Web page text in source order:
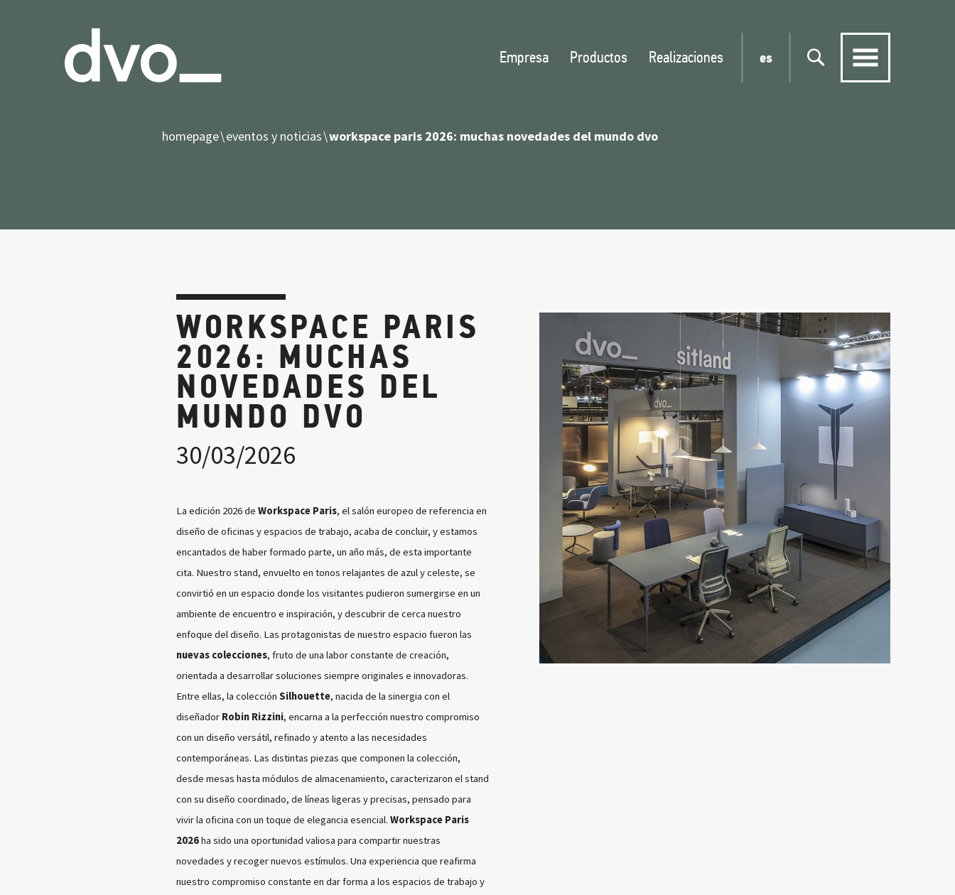
Empresa Productos Realizaciones es
homepage eventos y noticias workspace paris 2026: muchas novedades del mundo dvo
WORKSPACE PARIS
2026: MUCHAS
NOVEDADES DEL
MUNDO DVO
30/03/2026
La edición 2026 de Workspace Paris, el salón europeo de referencia en
diseño de oficinas y espacios de trabajo, acaba de concluir, y estamos
encantados de haber formado parte, un año más, de esta importante
cita. Nuestro stand, envuelto en tonos relajantes de azul y celeste, se
convirtió en un espacio donde los visitantes pudieron sumergirse en un
ambiente de encuentro e inspiración, y descubrir de cerca nuestro
enfoque del diseño. Las protagonistas de nuestro espacio fueron las
nuevas colecciones, fruto de una labor constante de creación,
orientada a desarrollar soluciones siempre originales e innovadoras.
Entre ellas, la colección Silhouette, nacida de la sinergia con el
diseñador Robin Rizzini, encarna a la perfección nuestro compromiso
con un diseño versátil, refinado y atento a las necesidades
contemporáneas. Las distintas piezas que componen la colección,
desde mesas hasta módulos de almacenamiento, caracterizaron el stand
con su diseño coordinado, de líneas ligeras y precisas, pensado para
vivir la oficina con un toque de elegancia esencial. Workspace Paris
2026ha sido una oportunidad valiosa para compartir nuestras
novedades y recoger nuevos estímulos. Una experiencia que reafirma
nuestro compromiso constante en dar forma a los espacios de trabajo y